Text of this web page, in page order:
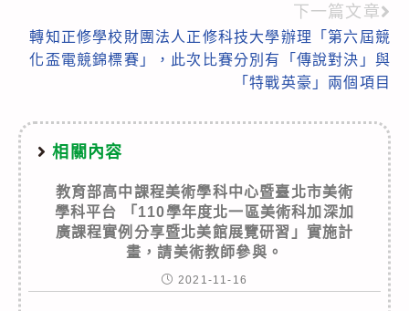
下一篇文章
轉知正修學校財團法人正修科技大學辦理「第六屆競
化盃電競錦標賽」，此次比賽分別有「傳說對決」與
「特戰英豪」兩個項目
相關內容
教育部高中課程美術學科中心暨臺北市美術
學科平台 「110學年度北一區美術科加深加
廣課程實例分享暨北美館展覽研習」實施計
畫，請美術教師參與。
2021-11-16